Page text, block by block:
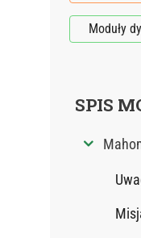
Moduły
SPIS